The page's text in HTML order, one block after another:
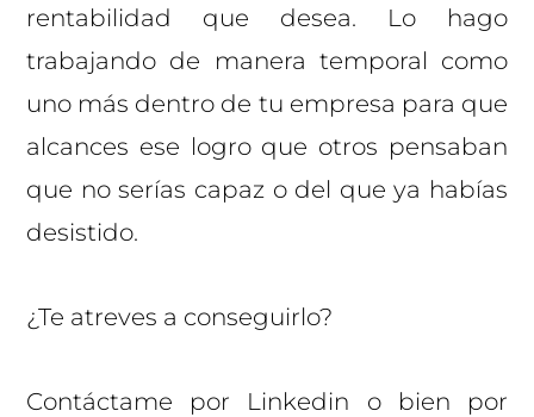
rentabilidad que desea. Lo hago
trabajando de manera temporal como
uno más dentro de tu empresa para que
alcances ese logro que otros pensaban
que no serías capaz o del que ya habías
desistido.
¿Te atreves a conseguirlo?
Contáctame por Linkedin o bien por